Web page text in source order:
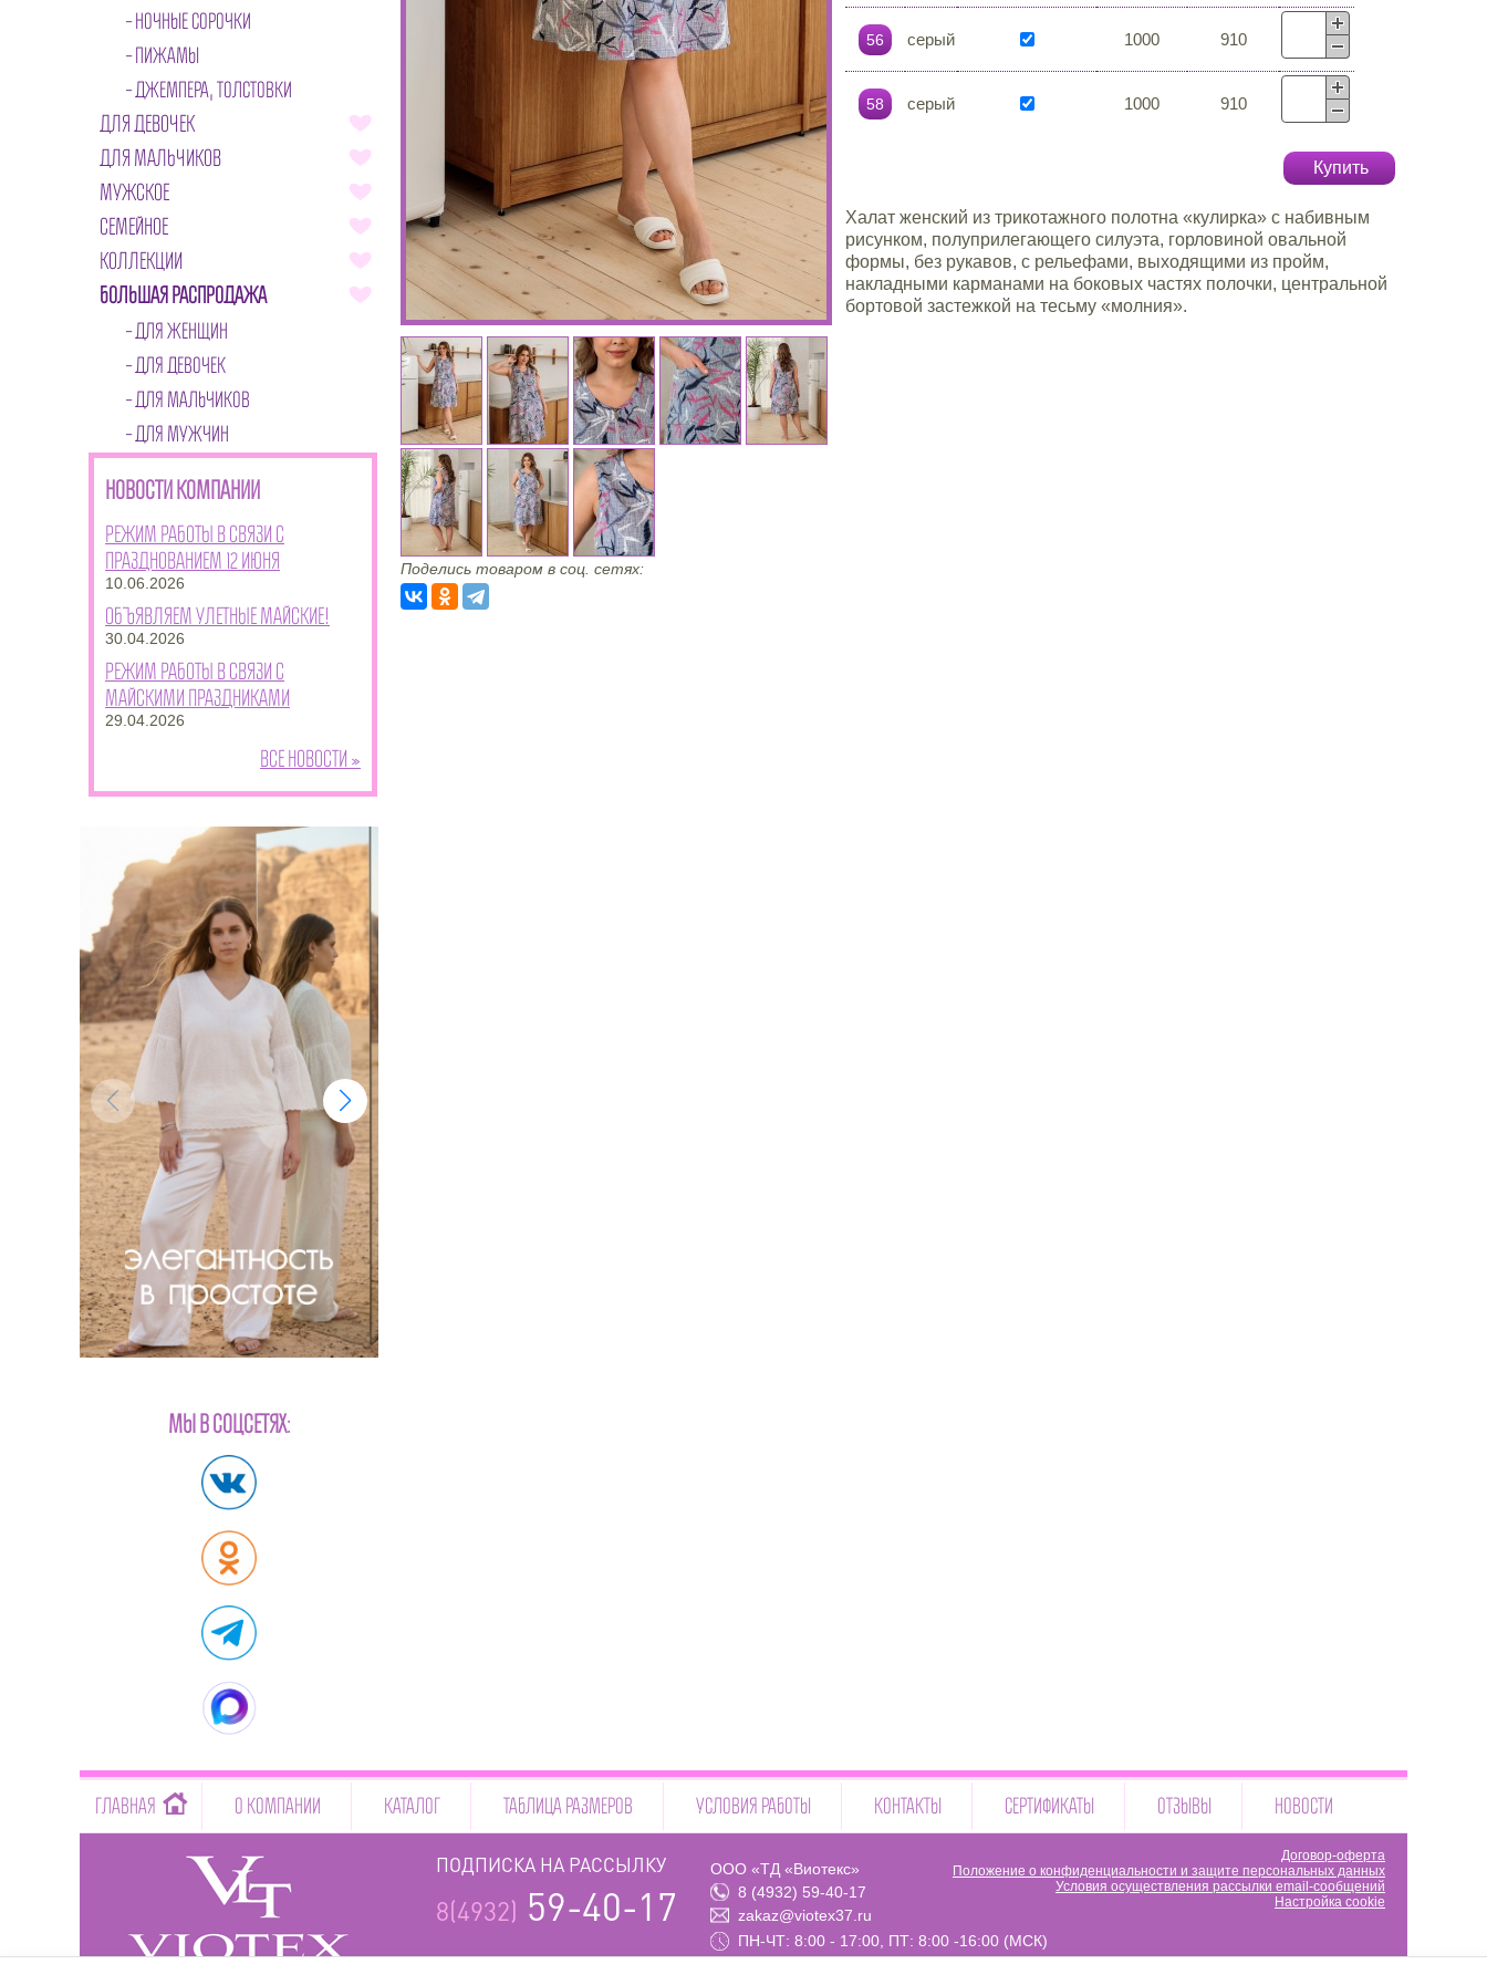
НОЧНЫЕ СОРОЧКИ
ПИЖАМЫ
ДЖЕМПЕРА, ТОЛСТОВКИ
ДЛЯ ДЕВОЧЕК
ДЛЯ МАЛЬЧИКОВ
МУЖСКОЕ
СЕМЕЙНОЕ
КОЛЛЕКЦИИ
БОЛЬШАЯ РАСПРОДАЖА
ДЛЯ ЖЕНЩИН
ДЛЯ ДЕВОЧЕК
ДЛЯ МАЛЬЧИКОВ
ДЛЯ МУЖЧИН
НОВОСТИ КОМПАНИИ
Режим работы в связи с
празднованием 12 июня
10.06.2026
Объявляем улетные майские!
30.04.2026
Режим работы в связи с
майскими праздниками
29.04.2026
Все новости »
МЫ В СОЦСЕТЯХ:
56 серый 1000 910
58 серый 1000 910
Купить
Халат женский из трикотажного полотна «кулирка» с набивным
рисунком, полуприлегающего силуэта, горловиной овальной
формы, без рукавов, с рельефами, выходящими из пройм,
накладными карманами на боковых частях полочки, центральной
бортовой застежкой на тесьму «молния».
Поделись товаром в соц. сетях:
ГЛАВНАЯ О КОМПАНИИ КАТАЛОГ ТАБЛИЦА РАЗМЕРОВ УСЛОВИЯ РАБОТЫ КОНТАКТЫ СЕРТИФИКАТЫ ОТЗЫВЫ НОВОСТИ
ПОДПИСКА НА РАССЫЛКУ
8(4932) 59-40-17
ООО «ТД «Виотекс»
8 (4932) 59-40-17
zakaz@viotex37.ru
ПН-ЧТ: 8:00 - 17:00, ПТ: 8:00 -16:00 (МСК)
Договор-оферта
Положение о конфиденциальности и защите персональных данных
Условия осуществления рассылки email-сообщений
Настройка cookie
-->